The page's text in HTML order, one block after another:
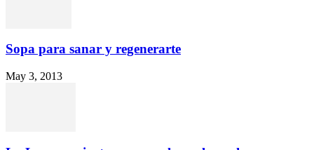
Sopa para sanar y regenerarte
May 3, 2013